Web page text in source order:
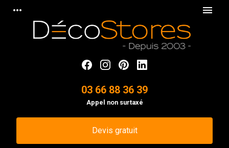
more_horiz menu
03 66 88 36 39
Appel non surtaxé
Devis gratuit